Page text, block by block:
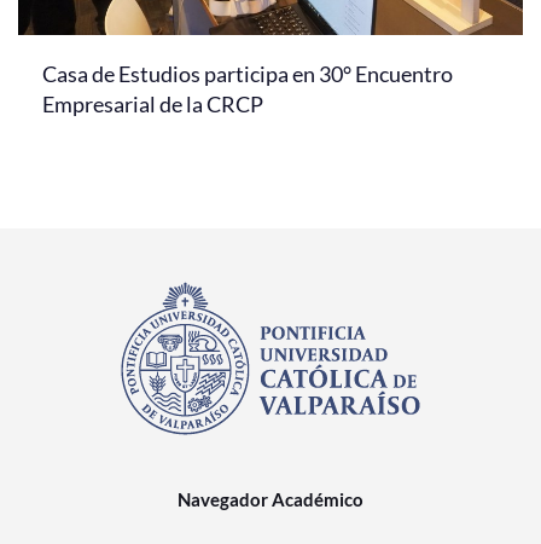
Casa de Estudios participa en 30° Encuentro
Empresarial de la CRCP
Navegador Académico